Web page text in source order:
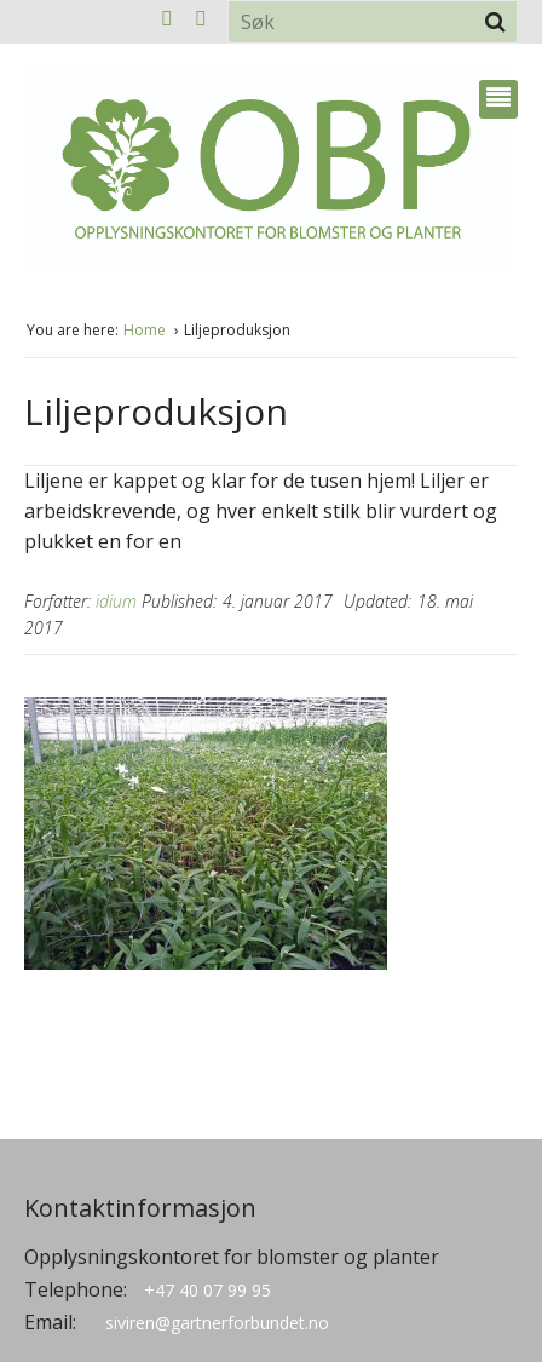
You are here: Home Liljeproduksjon
Liljeproduksjon
Liljene er kappet og klar for de tusen hjem! Liljer er
arbeidskrevende, og hver enkelt stilk blir vurdert og
plukket en for en
Forfatter: idium Published: 4. januar 2017 Updated: 18. mai
2017
Kontaktinformasjon
Opplysningskontoret for blomster og planter
Telephone:
+47 40 07 99 95
Email: siviren@gartnerforbundet.no